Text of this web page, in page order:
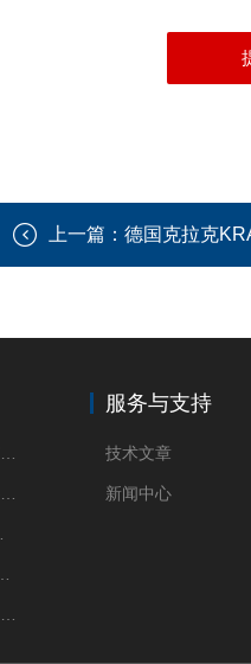
上一篇： 德国克拉克
服务与支持
技术文章
新闻中心